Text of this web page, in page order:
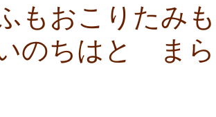
もおこりたみ
のちはとゞま